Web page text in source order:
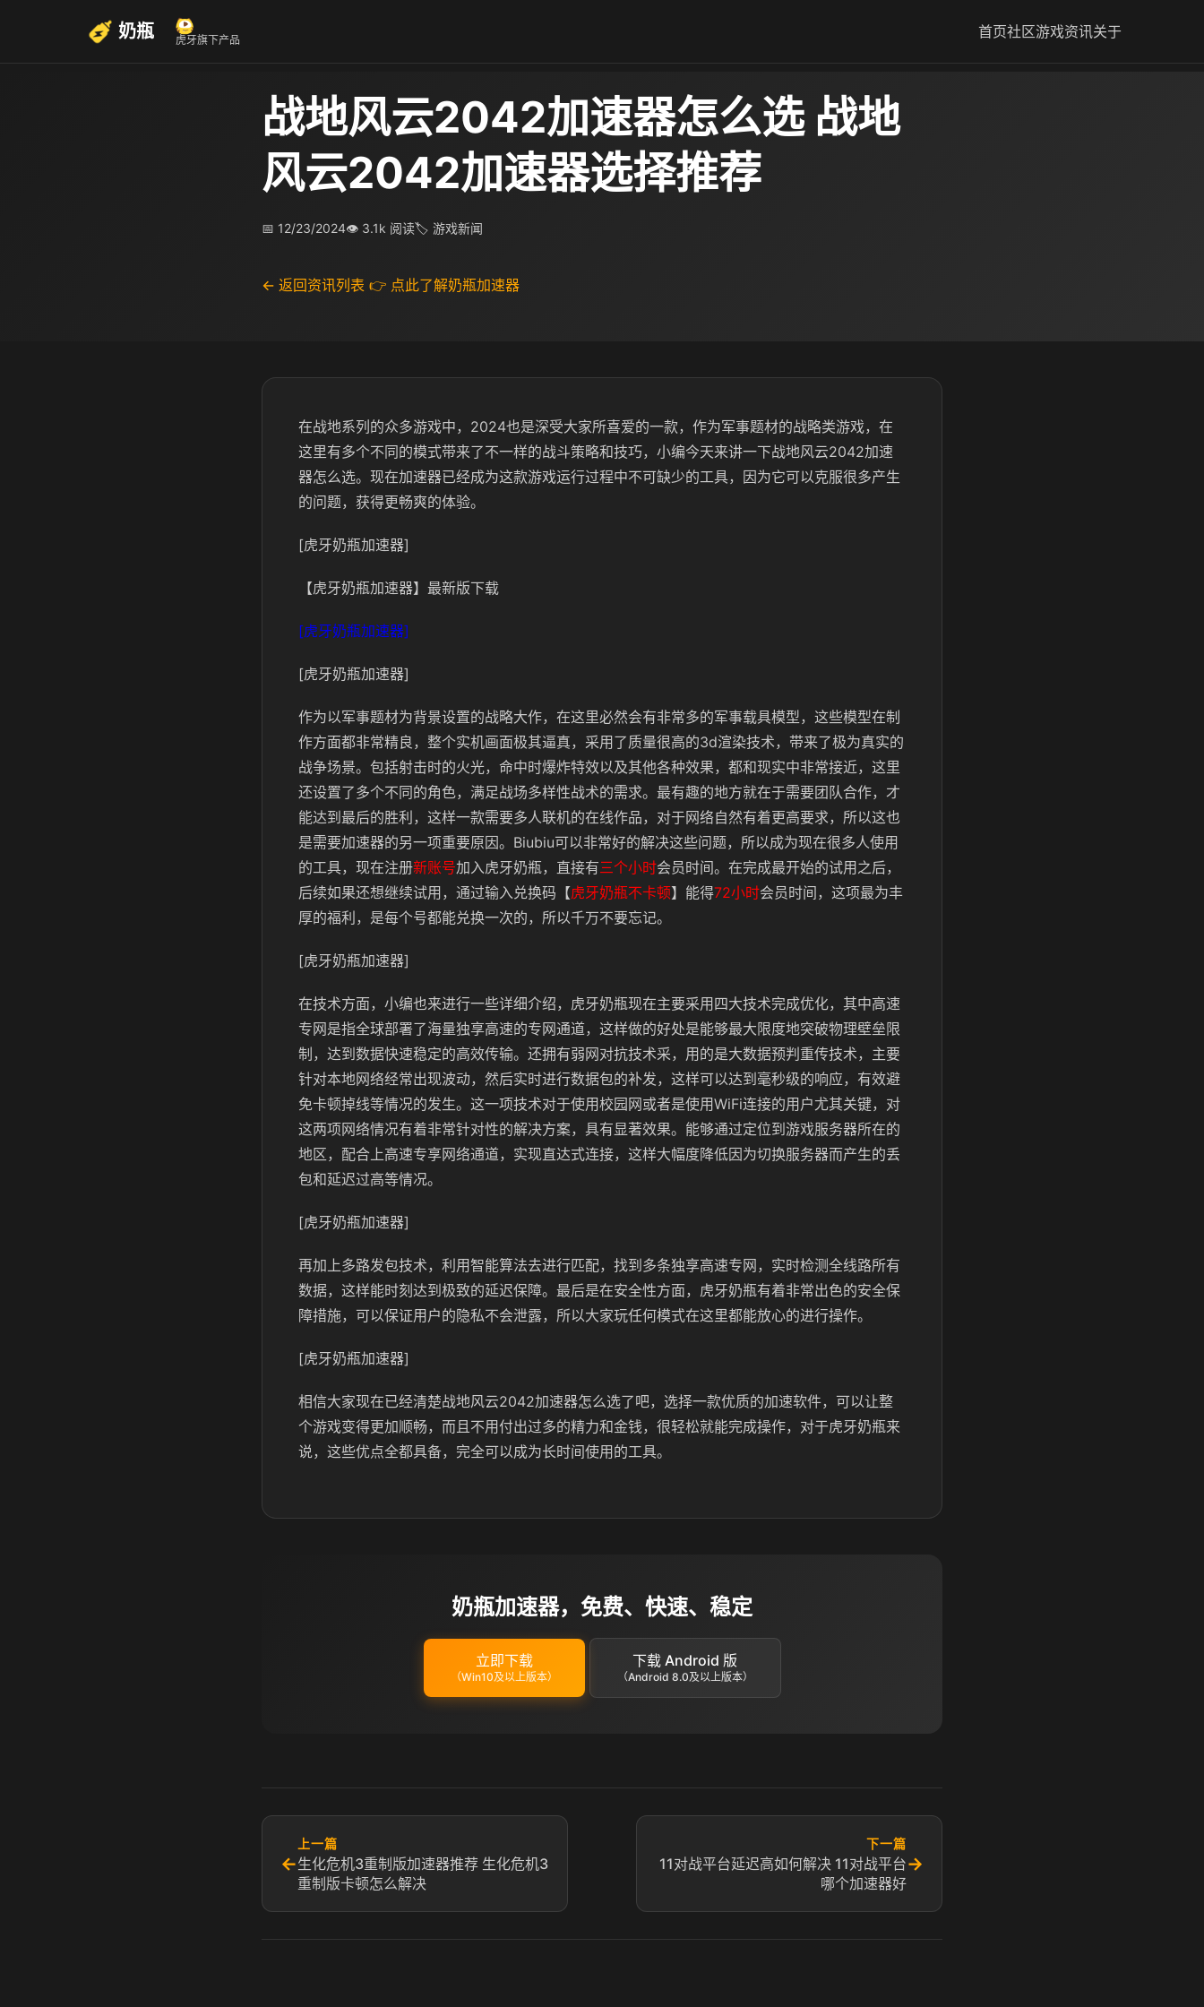
奶瓶 虎牙旗下产品 首页社区游戏资讯关于
战地风云2042加速器怎么选 战地
风云2042加速器选择推荐
📅 12/23/2024👁 3.1k 阅读🏷 游戏新闻
← 返回资讯列表 👉 点此了解奶瓶加速器
在战地系列的众多游戏中，2024也是深受大家所喜爱的一款，作为军事题材的战略类游戏，在
这里有多个不同的模式带来了不一样的战斗策略和技巧，小编今天来讲一下战地风云2042加速
器怎么选。现在加速器已经成为这款游戏运行过程中不可缺少的工具，因为它可以克服很多产生
的问题，获得更畅爽的体验。
[虎牙奶瓶加速器]
【虎牙奶瓶加速器】最新版下载
[虎牙奶瓶加速器]
[虎牙奶瓶加速器]
作为以军事题材为背景设置的战略大作，在这里必然会有非常多的军事载具模型，这些模型在制
作方面都非常精良，整个实机画面极其逼真，采用了质量很高的3d渲染技术，带来了极为真实的
战争场景。包括射击时的火光，命中时爆炸特效以及其他各种效果，都和现实中非常接近，这里
还设置了多个不同的角色，满足战场多样性战术的需求。最有趣的地方就在于需要团队合作，才
能达到最后的胜利，这样一款需要多人联机的在线作品，对于网络自然有着更高要求，所以这也
是需要加速器的另一项重要原因。Biubiu可以非常好的解决这些问题，所以成为现在很多人使用
的工具，现在注册新账号加入虎牙奶瓶，直接有三个小时会员时间。在完成最开始的试用之后，
后续如果还想继续试用，通过输入兑换码【虎牙奶瓶不卡顿】能得72小时会员时间，这项最为丰
厚的福利，是每个号都能兑换一次的，所以千万不要忘记。
[虎牙奶瓶加速器]
在技术方面，小编也来进行一些详细介绍，虎牙奶瓶现在主要采用四大技术完成优化，其中高速
专网是指全球部署了海量独享高速的专网通道，这样做的好处是能够最大限度地突破物理壁垒限
制，达到数据快速稳定的高效传输。还拥有弱网对抗技术采，用的是大数据预判重传技术，主要
针对本地网络经常出现波动，然后实时进行数据包的补发，这样可以达到毫秒级的响应，有效避
免卡顿掉线等情况的发生。这一项技术对于使用校园网或者是使用WiFi连接的用户尤其关键，对
这两项网络情况有着非常针对性的解决方案，具有显著效果。能够通过定位到游戏服务器所在的
地区，配合上高速专享网络通道，实现直达式连接，这样大幅度降低因为切换服务器而产生的丢
包和延迟过高等情况。
[虎牙奶瓶加速器]
再加上多路发包技术，利用智能算法去进行匹配，找到多条独享高速专网，实时检测全线路所有
数据，这样能时刻达到极致的延迟保障。最后是在安全性方面，虎牙奶瓶有着非常出色的安全保
障措施，可以保证用户的隐私不会泄露，所以大家玩任何模式在这里都能放心的进行操作。
[虎牙奶瓶加速器]
相信大家现在已经清楚战地风云2042加速器怎么选了吧，选择一款优质的加速软件，可以让整
个游戏变得更加顺畅，而且不用付出过多的精力和金钱，很轻松就能完成操作，对于虎牙奶瓶来
说，这些优点全都具备，完全可以成为长时间使用的工具。
奶瓶加速器，免费、快速、稳定
立即下载
（Win10及以上版本）
下载 Android 版
（Android 8.0及以上版本）
←
上一篇
生化危机3重制版加速器推荐 生化危机3
重制版卡顿怎么解决
下一篇
11对战平台延迟高如何解决 11对战平台
哪个加速器好
→